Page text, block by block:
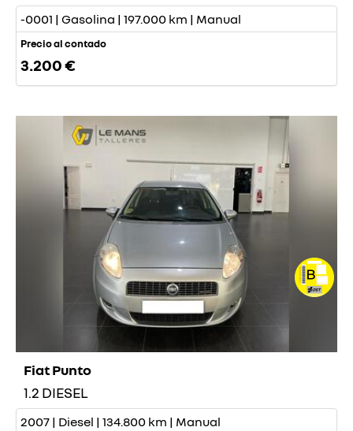
-0001 | Gasolina | 197.000 km | Manual
Precio al contado
3.200 €
Fiat Punto
1.2 DIESEL
2007 | Diesel | 134.800 km | Manual